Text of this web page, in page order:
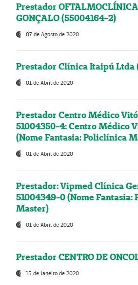
Prestador
GONÇALO (55004164-2)
07 de Agosto de 2020
Prestador Clínica Itaipú Ltda
01 de Abril de 2020
Prestador Centro Médico
51004350-4: Centro Médico
(Nome Fantasia: Policlínica
01 de Abril de 2020
Prestador: Vipmed Clínica
51004349-0 (Nome Fantasia:
Master)
01 de Abril de 2020
Prestador CENTRO DE
15 de Janeiro de 2020